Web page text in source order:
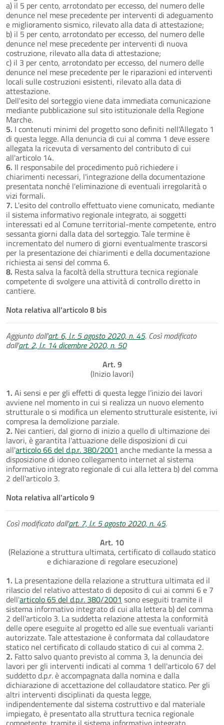
a) il 5 per cento, arrotondato per eccesso, del numero delle
denunce nel mese precedente per interventi di adeguamento
e miglioramento sismico, rilevato alla data di attestazione;
b) il 5 per cento, arrotondato per eccesso, del numero delle
denunce nel mese precedente per interventi di nuova
costruzione, rilevato alla data di attestazione;
c) il 3 per cento, arrotondato per eccesso, del numero delle
denunce nel mese precedente per le riparazioni ed interventi
locali sulle costruzioni esistenti, rilevato alla data di
attestazione.
Dell'esito del sorteggio viene data immediata comunicazione
mediante pubblicazione sul sito istituzionale della Regione
Marche.
5. I contenuti minimi del progetto sono definiti nell'Allegato 1
di questa legge. Alla denuncia di cui al comma 1 deve essere
allegata la ricevuta di versamento del contributo di cui
all'articolo 14.
6. Il responsabile del procedimento può richiedere i
chiarimenti necessari, l'integrazione della documentazione
presentata nonché l'eliminazione di eventuali irregolarità o
vizi formali.
7. L'esito del controllo effettuato viene comunicato, mediante
il sistema informativo regionale integrato, ai soggetti
interessati ed al Comune territorial-mente competente, entro
sessanta giorni dalla data del sorteggio. Tale termine è
incrementato del numero di giorni eventualmente trascorsi
per la presentazione dei chiarimenti e della documentazione
richiesta ai sensi del comma 6.
8. Resta salva la facoltà della struttura tecnica regionale
competente di svolgere una attività di controllo diretto in
cantiere.
Nota relativa all'articolo 8 bis
Aggiunto dall'art. 6, l.r. 5 agosto 2020, n. 45. Così modificato
dall'art. 2, l.r. 14 dicembre 2020, n. 50
Art. 9
(Inizio lavori)
1. Ai sensi e per gli effetti di questa legge l’inizio dei lavori
avviene nel momento in cui si realizza un nuovo elemento
strutturale o si modifica un elemento strutturale esistente, ivi
compresa la demolizione parziale.
2. Nei cantieri, dal giorno di inizio a quello di ultimazione dei
lavori, è garantita l'attuazione delle disposizioni di cui
all'articolo 66 del d.p.r. 380/2001 anche mediante la messa a
disposizione di idoneo collegamento internet al sistema
informativo integrato regionale di cui alla lettera b) del comma
2 dell'articolo 3.
Nota relativa all'articolo 9
Così modificato dall'art. 7, l.r. 5 agosto 2020, n. 45.
Art. 10
(Relazione a struttura ultimata, certificato di collaudo statico
e dichiarazione di regolare esecuzione)
1. La presentazione della relazione a struttura ultimata ed il
rilascio del relativo attestato di deposito di cui ai commi 6 e 7
dell'articolo 65 del d.p.r. 380/2001 sono eseguiti tramite il
sistema informativo integrato di cui alla lettera b) del comma
2 dell'articolo 3. La suddetta relazione attesta la conformità
delle opere eseguite al progetto ed alle sue eventuali varianti
autorizzate. Tale attestazione è conformata dal collaudatore
statico nel certificato di collaudo statico di cui al comma 2.
2. Fatto salvo quanto previsto al comma 3, la denuncia dei
lavori per gli interventi indicati al comma 1 dell'articolo 67 del
suddetto d.p.r. è accompagnata dalla nomina e dalla
dichiarazione di accettazione del collaudatore statico. Per gli
altri interventi disciplinati da questa legge,
indipendentemente dal sistema costruttivo e dal materiale
impiegato, è presentato alla struttura tecnica regionale